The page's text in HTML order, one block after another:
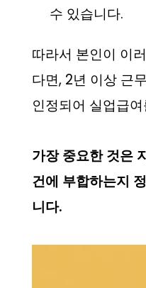
수 있습니다.
따라서 본인이 이
다면, 2년 이상 근
인정되어 실업급
가장 중요한 것은
건에 부합하는지
니다.